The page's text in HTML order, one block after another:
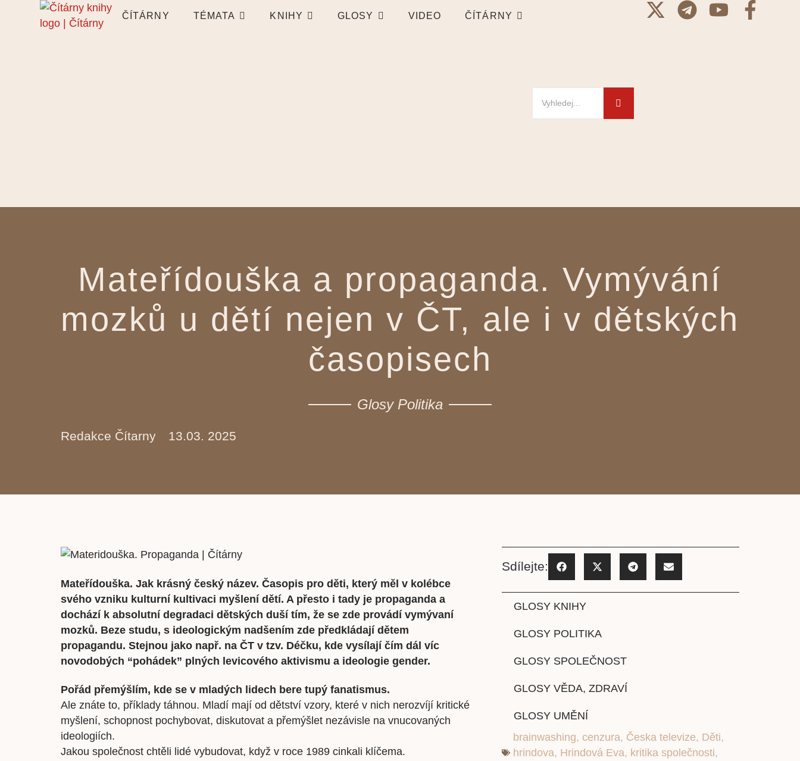
ČÍTÁRNY TÉMATA KNIHY GLOSY VIDEO ČÍTÁRNY
Mateřídouška a propaganda. Vymývání
mozků u dětí nejen v ČT, ale i v dětských
časopisech
Glosy Politika
Redakce Čítarny 13.03. 2025
Mateřídouška. Jak krásný český název. Časopis pro děti, který měl v kolébce
svého vzniku kulturní kultivaci myšlení dětí. A přesto i tady je propaganda a
dochází k absolutní degradaci dětských duší tím, že se zde provádí vymývaní
mozků. Beze studu, s ideologickým nadšením zde předkládají dětem
propagandu. Stejnou jako např. na ČT v tzv. Déčku, kde vysílají čím dál víc
novodobých “pohádek” plných levicového aktivismu a ideologie gender.
Pořád přemýšlím, kde se v mladých lidech bere tupý fanatismus.
Ale znáte to, příklady táhnou. Mladí mají od dětství vzory, které v nich nerozvíjí kritické
myšlení, schopnost pochybovat, diskutovat a přemýšlet nezávisle na vnucovaných
ideologiích.
Jakou společnost chtěli lidé vybudovat, když v roce 1989 cinkali klíčema.
Sdílejte:
GLOSY KNIHY
GLOSY POLITIKA
GLOSY SPOLEČNOST
GLOSY VĚDA, ZDRAVÍ
GLOSY UMĚNÍ
brainwashing, cenzura, Česka televize, Děti,
hrindova, Hrindová Eva, kritika společnosti,